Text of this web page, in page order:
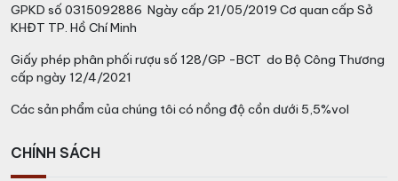
GPKD số 0315092886 Ngày cấp 21/05/2019 Cơ quan cấp Sở
KHĐT TP. Hồ Chí Minh
Giấy phép phân phối rượu số 128/GP -BCT do Bộ Công Thương
cấp ngày 12/4/2021
Các sản phẩm của chúng tôi có nồng độ cồn dưới 5,5%vol
CHÍNH SÁCH